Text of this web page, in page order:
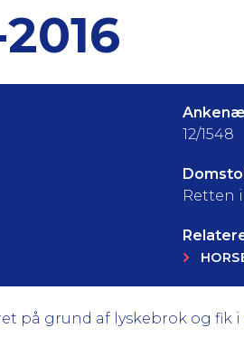
12/1548
Retten
på grund af lyskebrok og